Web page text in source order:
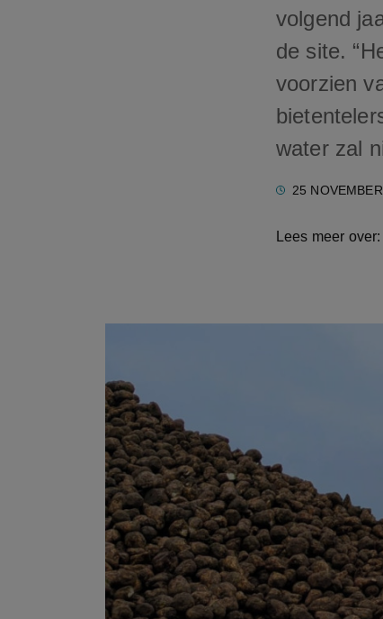
volgend
de site.
voorzien
water zal
25
Lees meer over: